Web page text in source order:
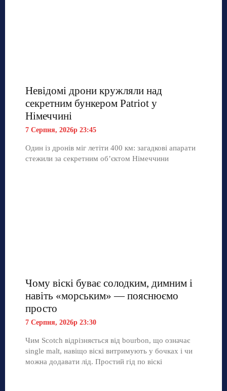
Невідомі дрони кружляли над
секретним бункером Patriot у
Німеччині
7 Серпня, 2026р 23:45
Один із дронів міг летіти 400 км: загадкові апарати
стежили за секретним об’єктом Німеччини
Чому віскі буває солодким, димним і
навіть «морським» — пояснюємо
просто
7 Серпня, 2026р 23:30
Чим Scotch відрізняється від bourbon, що означає
single malt, навіщо віскі витримують у бочках і чи
можна додавати лід. Простий гід по віскі